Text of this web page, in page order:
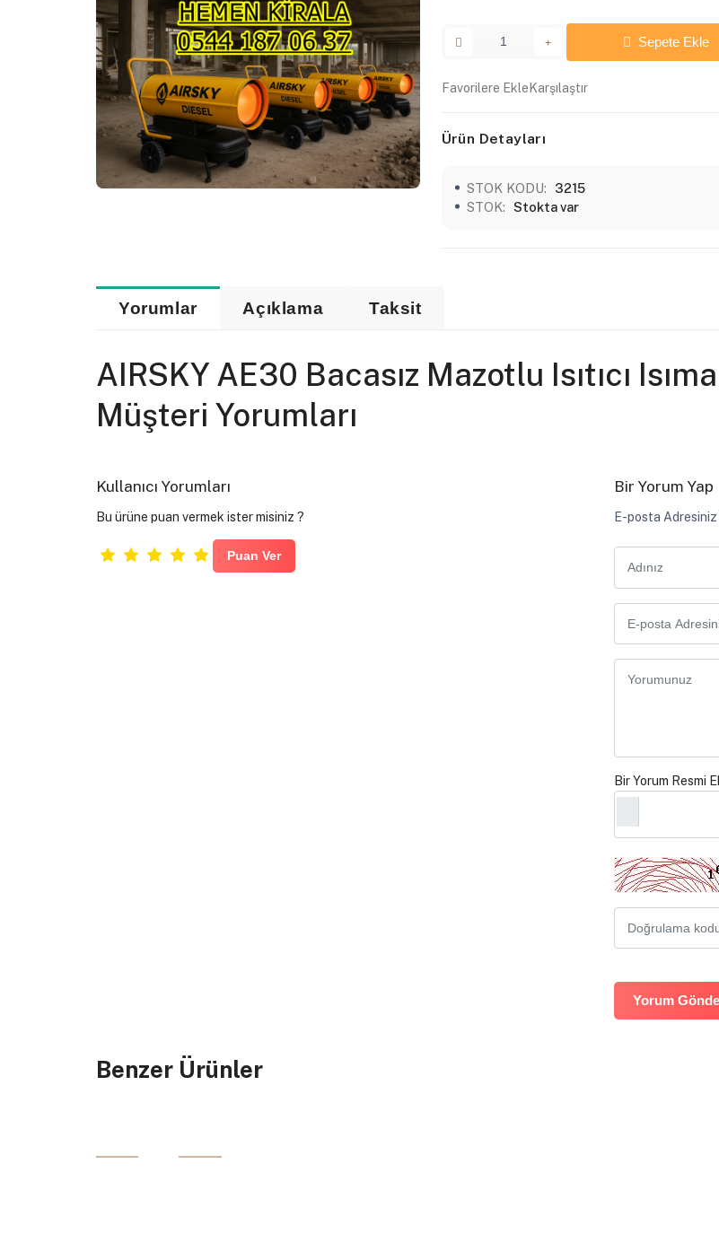
Sepete Ekle
Favorilere EkleKarşılaştır
Ürün Detayları
STOK KODU:
3215
STOK: Stokta var
Yorumlar Açıklama Taksit
AIRSKY AE30 Bacasız Mazotlu Isıtıcı
Müşteri Yorumları
Kullanıcı Yorumları
Bu ürüne puan vermek ister misiniz ?
Bir Yorum Yap
E-posta Adresiniz
Bir Yorum Resmi
Yorum
Benzer Ürünler